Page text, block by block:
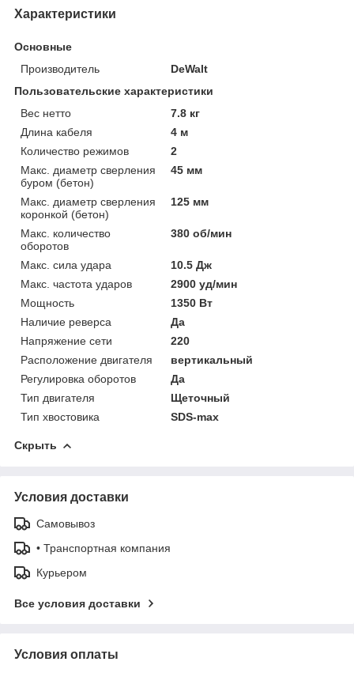
Характеристики
Основные
Производитель
DeWalt
Пользовательские характеристики
Вес нетто
7.8 кг
Длина кабеля
4 м
Количество режимов
2
Макс. диаметр сверления
буром (бетон)
45 мм
Макс. диаметр сверления
коронкой (бетон)
125 мм
Макс. количество
оборотов
380 об/мин
Макс. сила удара
10.5 Дж
Макс. частота ударов
2900 уд/мин
Мощность
1350 Вт
Наличие реверса
Да
Напряжение сети
220
Расположение двигателя
вертикальный
Регулировка оборотов
Да
Тип двигателя
Щеточный
Тип хвостовика
SDS-max
Скрыть
Условия доставки
Самовывоз
• Транспортная компания
Курьером
Все условия доставки
Условия оплаты